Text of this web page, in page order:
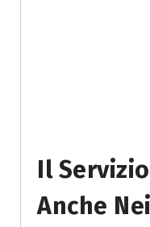
Il
Anche